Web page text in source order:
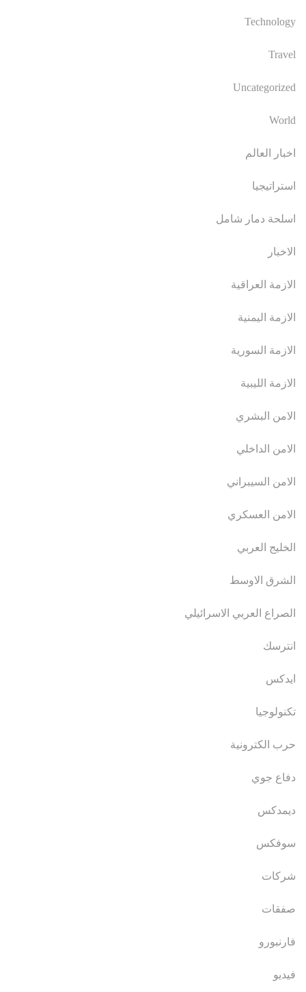
Technology
Travel
Uncategorized
World
اخبار العالم
استراتيجيا
اسلحة دمار شامل
الاخبار
الازمة العراقية
الازمة اليمنية
الازمة السورية
الازمة الليبية
الامن البشري
الامن الداخلي
الامن السيبراني
الامن العسكري
الخليج العربي
الشرق الاوسط
الصراع العربي الاسرائيلي
انترسك
ايدكس
تكنولوجيا
حرب الكترونية
دفاع جوي
ديمدكس
سوفكس
شركات
صفقات
فارنبورو
فيديو